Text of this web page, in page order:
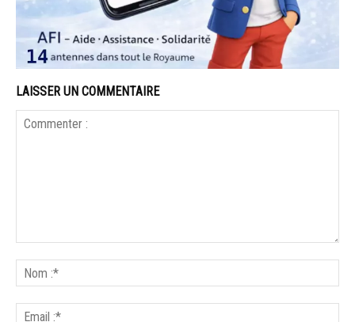
LAISSER UN COMMENTAIRE